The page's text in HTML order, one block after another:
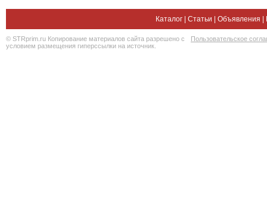
Каталог Статьи Объявления
© STRprim.ru Копирование материалов сайта разрешено с
условием размещения гиперссылки на источник.
Пользовательское